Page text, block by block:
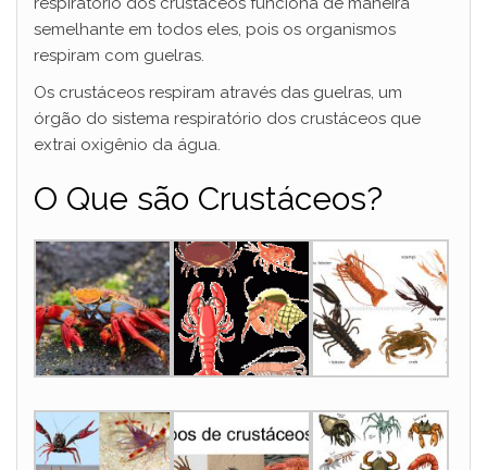
semelhante em todos eles, pois os organismos
respiram com guelras.
Os crustáceos respiram através das guelras, um
órgão do sistema respiratório dos crustáceos que
extrai oxigênio da água.
O Que são Crustáceos?